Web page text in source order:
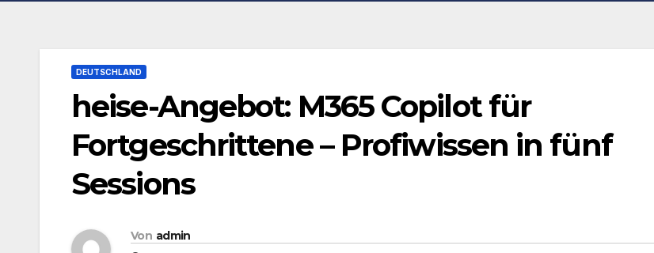
DEUTSCHLAND
heise-Angebot: M365 Copilot für
Fortgeschrittene – Profiwissen in fünf
Sessions
Von admin